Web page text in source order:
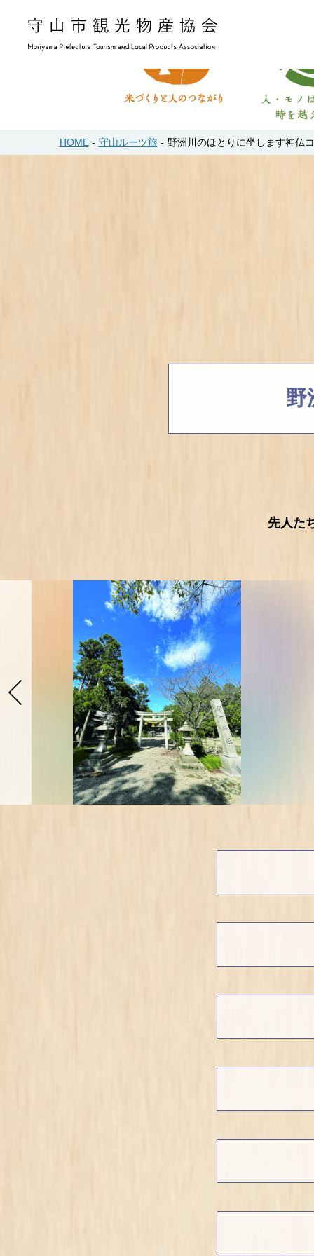
HOME 守山ルーツ旅 野洲川のほとりに坐します神仏
野
先人た